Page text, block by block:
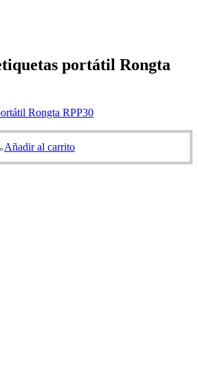
portátil Rongta
Rongta RPP30
Añadir al carrito